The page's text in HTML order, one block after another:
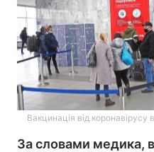
Вакцинація від коронавірусу
За словами медика,